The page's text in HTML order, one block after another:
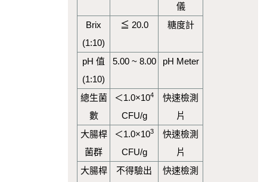
儀
Brix
(1:10)
≦ 20.0 糖度計
pH 值
(1:10)
5.00 ~ 8.00 pH Meter
總生菌
數
＜1.0×104
CFU/g
快速檢測
片
大腸桿
菌群
＜1.0×103
CFU/g
快速檢測
片
大腸桿
不得驗出
快速檢測